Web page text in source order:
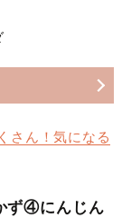
さん！気になる
ず④にんじん